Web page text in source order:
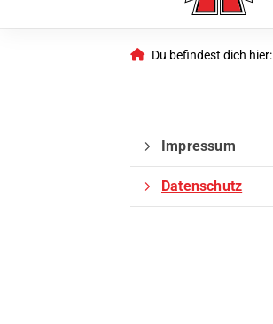
Du befindest dich hier:
Impressum
Datenschutz